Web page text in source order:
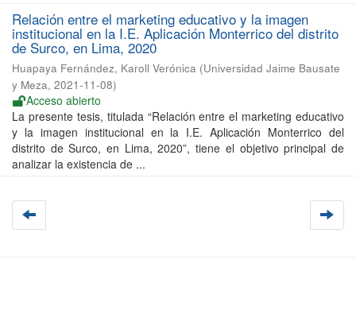
Relación entre el marketing educativo y la imagen
institucional en la I.E. Aplicación Monterrico del distrito
de Surco, en Lima, 2020
Huapaya Fernández, Karoll Verónica (Universidad Jaime Bausate
y Meza, 2021-11-08)
Acceso abierto
La presente tesis, titulada “Relación entre el marketing educativo
y la imagen institucional en la I.E. Aplicación Monterrico del
distrito de Surco, en Lima, 2020”, tiene el objetivo principal de
analizar la existencia de ...